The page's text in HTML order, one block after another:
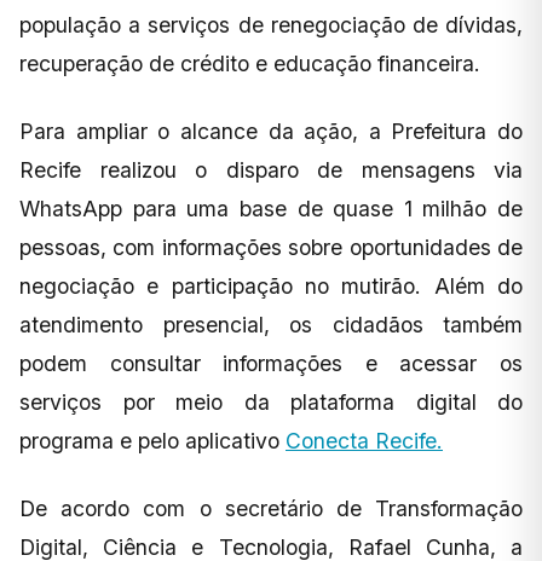
população a serviços de renegociação de dívidas,
recuperação de crédito e educação financeira.
Para ampliar o alcance da ação, a Prefeitura do
Recife realizou o disparo de mensagens via
WhatsApp para uma base de quase 1 milhão de
pessoas, com informações sobre oportunidades de
negociação e participação no mutirão. Além do
atendimento presencial, os cidadãos também
podem consultar informações e acessar os
serviços por meio da plataforma digital do
programa e pelo aplicativo Conecta Recife.
De acordo com o secretário de Transformação
Digital, Ciência e Tecnologia, Rafael Cunha, a